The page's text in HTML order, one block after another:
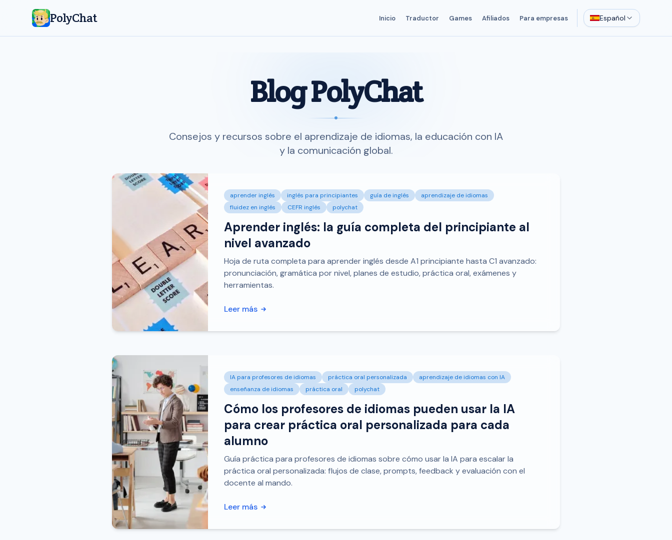
PolyChat Inicio Traductor Games Afiliados Para empresas Español
Blog PolyChat
Consejos y recursos sobre el aprendizaje de idiomas, la educación con IA
y la comunicación global.
aprender inglés inglés para principiantes guía de inglés
aprendizaje de idiomas
fluidez en inglés
CEFR inglés polychat
Aprender inglés: la guía completa del principiante al
nivel avanzado
Hoja de ruta completa para aprender inglés desde A1 principiante hasta C1 avanzado:
pronunciación, gramática por nivel, planes de estudio, práctica oral, exámenes y
herramientas.
Leer más
IA para profesores de idiomas práctica oral personalizada
aprendizaje de idiomas con IA
enseñanza de idiomas
práctica oral polychat
Cómo los profesores de idiomas pueden usar la IA
para crear práctica oral personalizada para cada
alumno
Guía práctica para profesores de idiomas sobre cómo usar la IA para escalar la
práctica oral personalizada: flujos de clase, prompts, feedback y evaluación con el
docente al mando.
Leer más